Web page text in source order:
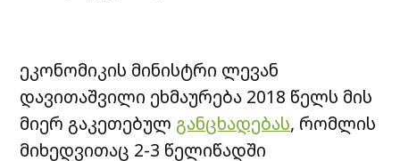
ეკონომიკის მინისტრი ლევან
დავითაშვილი ეხმაურება 2018 წელს მის
მიერ გაკეთებულ განცხადებას, რომლის
მიხედვითაც 2-3 წელიწადში